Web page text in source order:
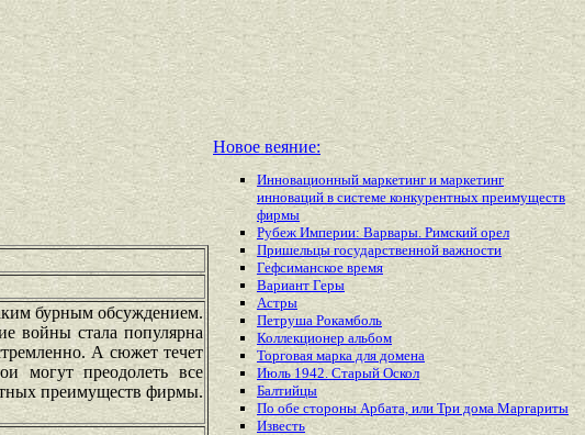
бурным обсуждением.
войны стала популярна
А сюжет течет
могут преодолеть все
преимуществ фирмы.
Новое веяние:
Инновационный маркетинг и маркетинг
инноваций в системе конкурентных преимуществ
фирмы
Рубеж Империи: Варвары. Римский орел
Пришельцы государственной важности
Гефсиманское время
Вариант Геры
Астры
Петруша Рокамболь
Коллекционер альбом
Торговая марка для домена
Июль 1942. Старый Оскол
Балтийцы
По обе стороны Арбата, или Три дома Маргариты
Известь